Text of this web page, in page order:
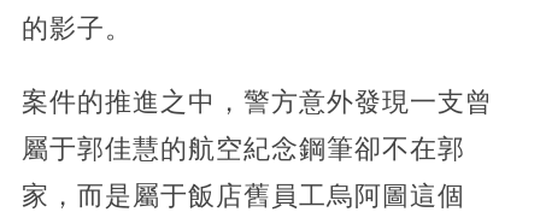
的影子。
案件的推進之中，警方意外發現一支曾
屬于郭佳慧的航空紀念鋼筆卻不在郭
家，而是屬于飯店舊員工烏阿圖這個